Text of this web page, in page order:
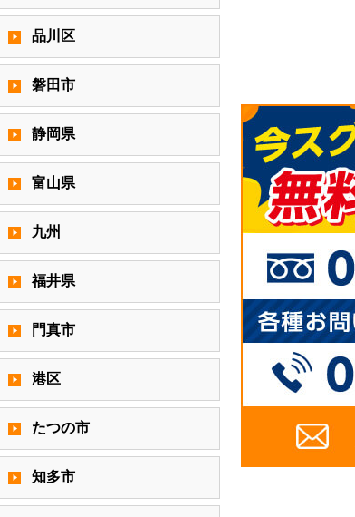
品川区
磐田市
静岡県
富山県
九州
福井県
門真市
港区
たつの市
知多市